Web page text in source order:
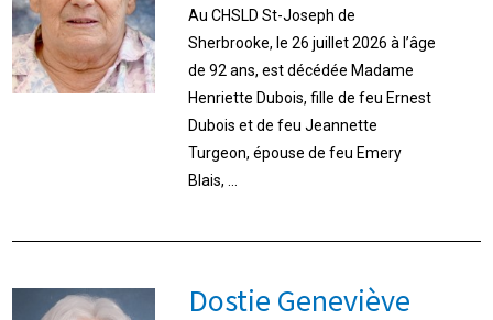
Au CHSLD St-Joseph de
Sherbrooke, le 26 juillet 2026 à l’âge
de 92 ans, est décédée Madame
Henriette Dubois, fille de feu Ernest
Dubois et de feu Jeannette
Turgeon, épouse de feu Emery
Blais, ...
Dostie Geneviève